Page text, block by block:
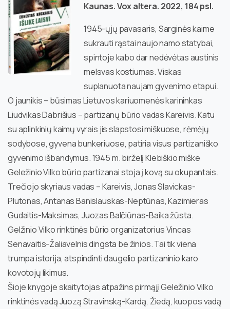
Kaunas. Vox altera. 2022, 184 psl.
1945-ųjų pavasaris, Sarginės kaime
sukrauti rąstai naujo namo statybai,
spintoje kabo dar nedėvėtas austinis
melsvas kostiumas. Viskas
suplanuota naujam gyvenimo etapui.
O jaunikis – būsimas Lietuvos kariuomenės karininkas
Liudvikas Dabrišius – partizanų būrio vadas Kareivis. Katu
su aplinkinių kaimų vyrais jis slapstosi miškuose, rėmėjų
sodybose, gyvena bunkeriuose, patiria visus partizaniško
gyvenimo išbandymus. 1945 m. birželį Klebiškio miške
Geležinio Vilko būrio partizanai stoja į kovą su okupantais.
Trečiojo skyriaus vadas – Kareivis, Jonas Slavickas-
Plutonas, Antanas Banislauskas-Neptūnas, Kazimieras
Gudaitis-Maksimas, Juozas Balčiūnas-Baika žūsta.
Gelžinio Vilko rinktinės būrio organizatorius Vincas
Senavaitis-Žaliavelnis dingsta be žinios. Tai tik viena
trumpa istorija, atspindinti daugelio partizaninio karo
kovotojų likimus.
Šioje knygoje skaitytojas atpažins pirmąjį Geležinio Vilko
rinktinės vadą Juozą Stravinską-Kardą, Žiedą, kuopos vadą